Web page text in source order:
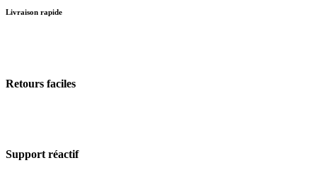
Livraison rapide
Retours faciles
Support réactif